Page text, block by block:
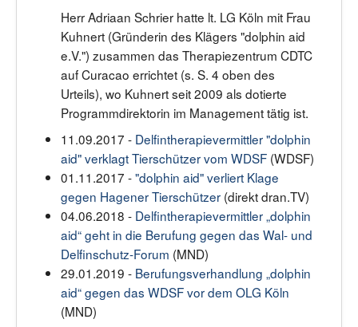
Herr Adriaan Schrier hatte lt. LG Köln mit Frau
Kuhnert (Gründerin des Klägers "dolphin aid
e.V.") zusammen das Therapiezentrum CDTC
auf Curacao errichtet (s. S. 4 oben des
Urteils), wo Kuhnert seit 2009 als dotierte
Programmdirektorin im Management tätig ist.
11.09.2017 - Delfintherapievermittler "dolphin
aid" verklagt Tierschützer vom WDSF (WDSF)
01.11.2017 -"dolphin aid" verliert Klage
gegen Hagener Tierschützer (direkt dran.TV)
04.06.2018 - Delfintherapievermittler „dolphin
aid“ geht in die Berufung gegen das Wal- und
Delfinschutz-Forum (MND)
29.01.2019 - Berufungsverhandlung „dolphin
aid“ gegen das WDSF vor dem OLG Köln
(MND)